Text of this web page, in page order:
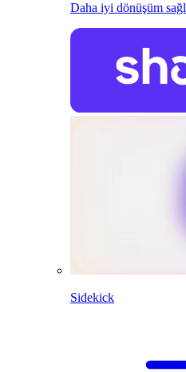
Daha iyi dönüşüm
Sidekick